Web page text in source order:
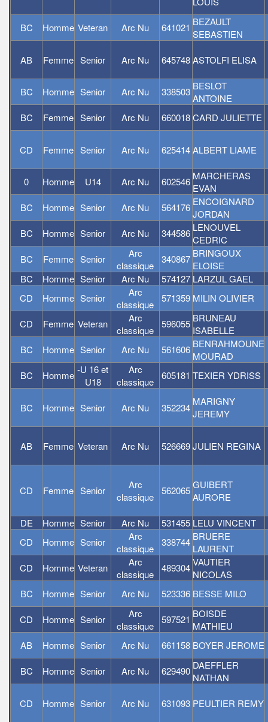
BC Homme Veteran Arc Nu 641021 BEZAULT
SEBASTIEN
AB Femme Senior Arc Nu 645748ASTOLFI ELISA
BC Homme Senior Arc Nu 338503 BESLOT
ANTOINE
BC
Femme Senior Arc Nu 660018CARD JULIETTE
CD Femme Senior Arc Nu 625414ALBERT LIAME
0 Homme U14 Arc Nu 602546 MARCHERAS
EVAN
BC
Homme Senior Arc Nu 564176 ENCOIGNARD
JORDAN
BC
Homme Senior Arc Nu 344586 LENOUVEL
CEDRIC
BC
Femme Senior
Arc
classique
340867 BRINGOUX
ELOISE
BC
Homme Senior Arc Nu 574127 LARZUL GAEL
CD
Homme Senior
Arc
classique
571359 MILIN OLIVIER
CD Femme Veteran
Arc
classique
596055 BRUNEAU
ISABELLE
BC
Homme Senior Arc Nu 561606 BENRAHMOUNE
MOURAD
BC
Homme -U 16 et
U18
Arc
classique
605181 TEXIER YDRISS
BC Homme Senior Arc Nu 352234
MARIGNY
JEREMY
AB Femme Veteran Arc Nu 526669JULIEN REGINA
CD Femme Senior
Arc
classique
562065GUIBERT
AURORE
DE Homme Senior Arc Nu 531455 LELU VINCENT
CD
Homme Senior
Arc
classique
338744 BRUERE
LAURENT
CD
Homme Veteran
Arc
classique
489304VAUTIER
NICOLAS
BC
Homme Senior Arc Nu 523336 BESSE MILO
CD Homme Senior
Arc
classique
597521 BOISDE
MATHIEU
AB
Homme Senior Arc Nu 661158 BOYER JEROME
BC Homme Senior Arc Nu 629490 DAEFFLER
NATHAN
CD Homme Senior Arc Nu 631093 PEULTIER REMY